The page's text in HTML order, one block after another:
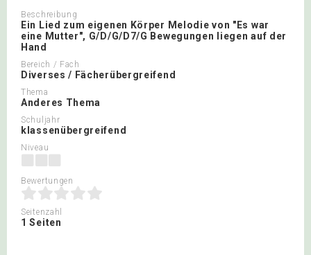
Beschreibung
Ein Lied zum eigenen Körper Melodie von "Es war
eine Mutter", G/D/G/D7/G Bewegungen liegen auf der
Hand
Bereich / Fach
Diverses / Fächerübergreifend
Thema
Anderes Thema
Schuljahr
klassenübergreifend
Niveau
Bewertungen
Seitenzahl
1 Seiten